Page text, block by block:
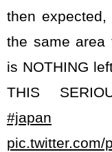
then
the same area
is NOTHING
THIS
#japan
pic.twitter.com/